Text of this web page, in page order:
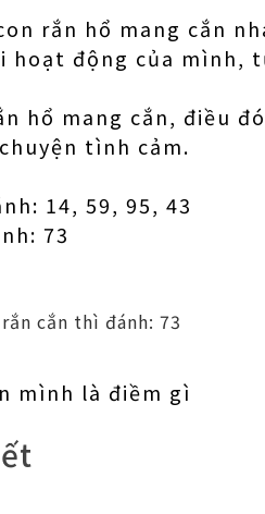
rắn hổ mang cắn
hoạt động của mình,
hổ mang cắn, điều
tình cảm.
14, 59, 95, 43
73
cắn thì đánh: 73
mình là điềm gì